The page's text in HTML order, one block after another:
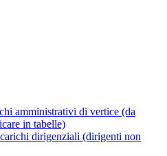
amministrativi di vertice (da
in tabelle)
dirigenziali (dirigenti non